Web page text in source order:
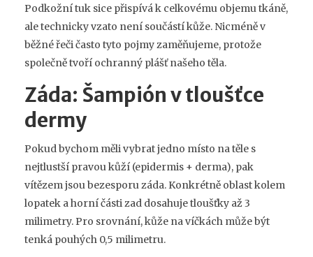
Podkožní tuk sice přispívá k celkovému objemu tkáně,
ale technicky vzato není součástí kůže. Nicméně v
běžné řeči často tyto pojmy zaměňujeme, protože
společně tvoří ochranný plášť našeho těla.
Záda: Šampión v tloušťce
dermy
Pokud bychom měli vybrat jedno místo na těle s
nejtlustší pravou kůží (epidermis + derma), pak
vítězem jsou bezesporu záda. Konkrétně oblast kolem
lopatek a horní části zad dosahuje tloušťky až 3
milimetry. Pro srovnání, kůže na víčkách může být
tenká pouhých 0,5 milimetru.